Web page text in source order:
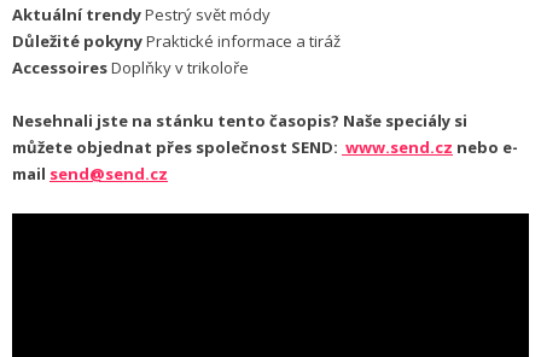
Aktuální trendyPestrý svět módy
Důležité pokynyPraktické informace a tiráž
AccessoiresDoplňky v trikoloře
Nesehnali jste na stánku tento časopis? Naše speciály si
můžete objednat přes společnost SEND: www.send.cz nebo e-
mail send@send.cz